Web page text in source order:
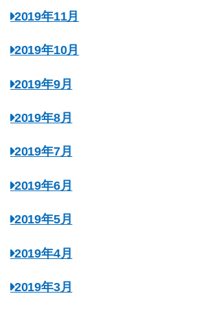
2019年11月
2019年10月
2019年9月
2019年8月
2019年7月
2019年6月
2019年5月
2019年4月
2019年3月